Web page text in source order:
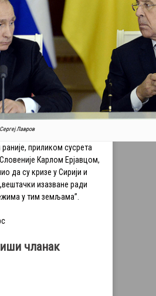
Лавров
приликом сусрета
Карлом Ерјавцом,
да су кризе у Сирији и
изазване ради
у тим земљама”.
чланак